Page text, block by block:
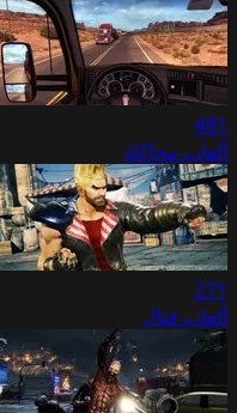
481
ألعاب محاكاة
271
ألعاب قتال